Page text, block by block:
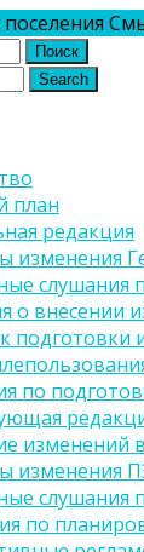
план
редакция
изменения
слушания
о внесении
подготовки
по
изменений
изменения
слушания
по